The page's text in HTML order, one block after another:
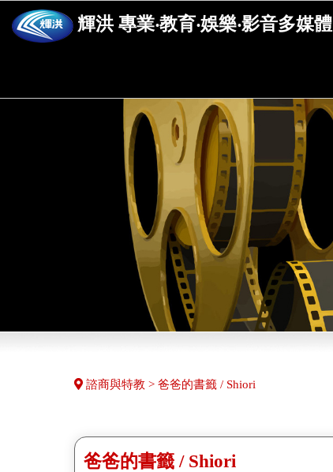
輝洪 專業‧教育‧娛樂‧影音多媒體
諮商與特教 > 爸爸的書籤 / Shiori
爸爸的書籤 / Shiori